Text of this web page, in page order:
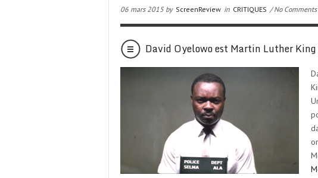
06 mars 2015 by ScreenReview in CRITIQUES / No Comments
David Oyelowo est Martin Luther King